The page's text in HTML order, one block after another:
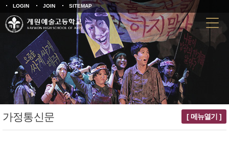
LOGIN JOIN SITEMAP
가정통신문 [ 메뉴열기 ]